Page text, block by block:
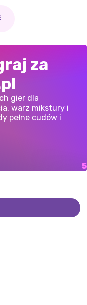
za
gier dla
warz mikstury i
pełne cudów i